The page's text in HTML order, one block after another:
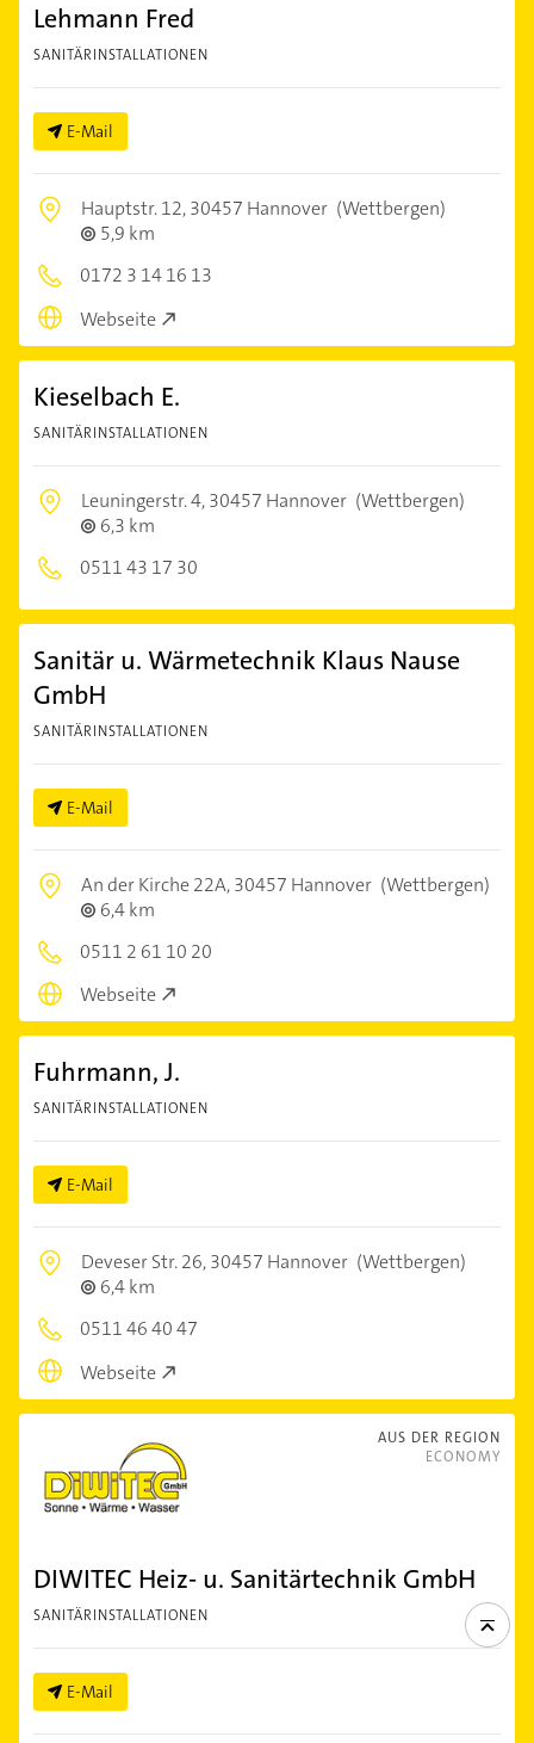
Lehmann Fred
SANITÄRINSTALLATIONEN
E-Mail
Hauptstr. 12,30457 Hannover (Wettbergen)
5,9 km
0172 3 14 16 13
Webseite
Kieselbach E.
SANITÄRINSTALLATIONEN
Leuningerstr. 4,30457 Hannover (Wettbergen)
6,3 km
0511 43 17 30
Sanitär u. Wärmetechnik Klaus Nause
GmbH
SANITÄRINSTALLATIONEN
E-Mail
An der Kirche 22A,30457 Hannover (Wettbergen)
6,4 km
0511 2 61 10 20
Webseite
Fuhrmann, J.
SANITÄRINSTALLATIONEN
E-Mail
Deveser Str. 26,30457 Hannover (Wettbergen)
6,4 km
0511 46 40 47
Webseite
AUS DER REGION
ECONOMY
DIWITEC Heiz- u. Sanitärtechnik GmbH
SANITÄRINSTALLATIONEN
E-Mail